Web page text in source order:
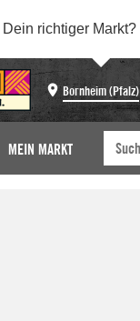
Dein richtiger Markt?
Bornheim (Pfalz)
MEIN MARKT